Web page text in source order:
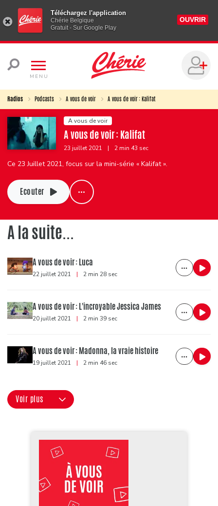
Téléchargez l'application
Chérie Belgique
Gratuit - Sur Google Play
OUVRIR
MENU
Radios Podcasts A vous de voir A vous de voir : Kalifat
A vous de voir
A vous de voir : Kalifat
23 juillet 2021 | 2 min 43 sec
Ce 23 Juillet 2021, focus sur la mini-série « Kalifat ».
Ecouter
A la suite...
A vous de voir : Luca
22 juillet 2021 | 2 min 28 sec
A vous de voir : L'incroyable Jessica James
20 juillet 2021 | 2 min 39 sec
A vous de voir : Madonna, la vraie histoire
19 juillet 2021 | 2 min 46 sec
Voir plus